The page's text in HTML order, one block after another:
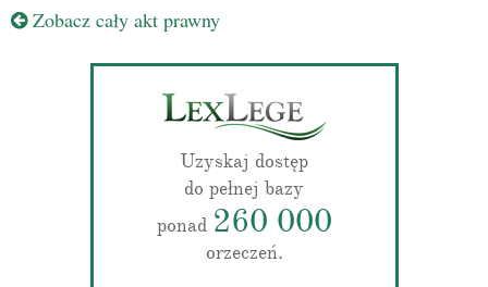
Zobacz cały akt prawny
Uzyskaj dostęp
do pełnej bazy
ponad 260 000
orzeczeń.